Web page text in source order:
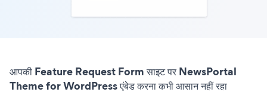
आपकी Feature Request Form साइट पर NewsPortal
Theme for WordPress एंबेड करना कभी आसान नहीं रहा